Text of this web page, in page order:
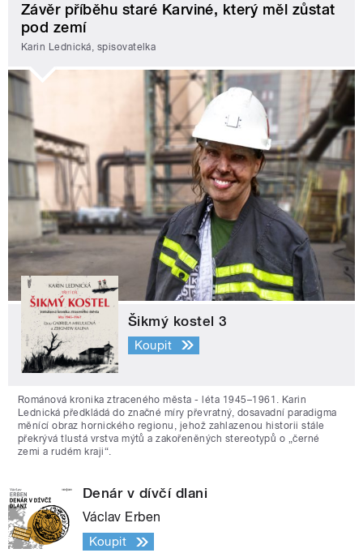
Závěr příběhu staré Karviné, který měl zůstat
pod zemí
Karin Lednická, spisovatelka
Šikmý kostel 3
Koupit
Románová kronika ztraceného města - léta 1945–1961. Karin
Lednická předkládá do značné míry převratný, dosavadní paradigma
měnící obraz hornického regionu, jehož zahlazenou historii stále
překrývá tlustá vrstva mýtů a zakořeněných stereotypů o „černé
zemi a rudém kraji“.
Denár v dívčí dlani
Václav Erben
Koupit